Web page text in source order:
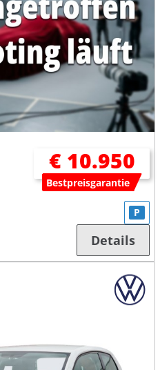
€ 10.950
Bestpreisgarantie
P
Details